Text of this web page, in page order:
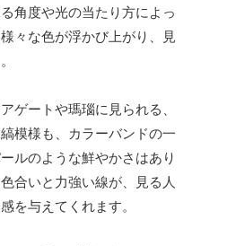
角度や光の当たり方によっ
々な色が浮かび上がり、見
ゲートや瑪瑙に見られる、
模様も、カラーバンドの一
ルのような鮮やかさはあり
合いと力強い線が、見る人
を与えてくれます。